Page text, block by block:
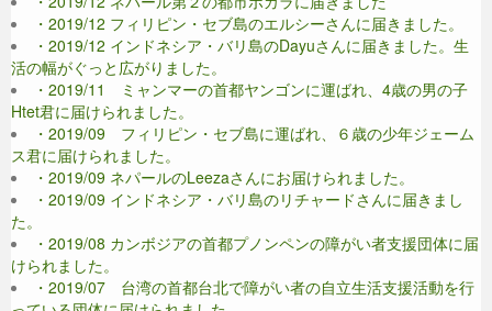
・2019/12 フィリピン・セブ島のエルシーさんに届きました。
・2019/12 インドネシア・バリ島のDayuさんに届きました。生
活の幅がぐっと広がりました。
・2019/11 ミャンマーの首都ヤンゴンに運ばれ、4歳の男の子
Htet君に届けられました。
・2019/09 フィリピン・セブ島に運ばれ、６歳の少年ジェーム
ス君に届けられました。
・2019/09 ネパールのLeezaさんにお届けられました。
・2019/09 インドネシア・バリ島のリチャードさんに届きまし
た。
・2019/08 カンボジアの首都プノンペンの障がい者支援団体に届
けられました。
・2019/07 台湾の首都台北で障がい者の自立生活支援活動を行